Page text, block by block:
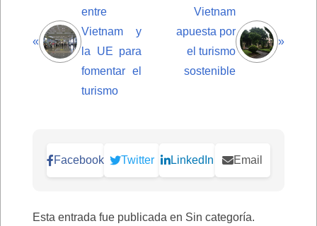
«
entre
Vietnam y
la UE para
fomentar el
turismo
Vietnam
apuesta por
el turismo
sostenible
»
Facebook Twitter LinkedIn Email
Esta entrada fue publicada en Sin categoría.